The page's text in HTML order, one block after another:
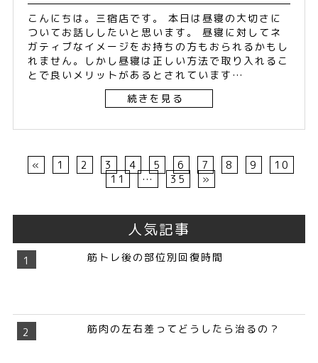
こんにちは。三宿店です。 本日は昼寝の大切さに
ついてお話ししたいと思います。 昼寝に対してネ
ガティブなイメージをお持ちの方もおられるかもし
れません。しかし昼寝は正しい方法で取り入れるこ
とで良いメリットがあるとされています…
続きを見る
« 1 2 3 4 5 6 7 8 9
10
11
… 35 »
人気記事
筋トレ後の部位別回復時間
筋肉の左右差ってどうしたら治るの？